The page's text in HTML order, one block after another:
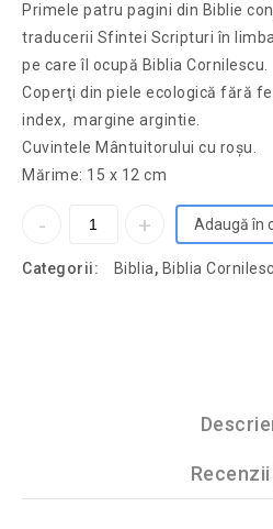
Primele patru pagini din Biblie
traducerii Sfintei Scripturi în
pe care îl ocupă Biblia Cornilescu.
Coperţi din piele ecologică fără
index, margine argintie.
Cuvintele Mântuitorului cu roşu.
Mărime: 15 x 12 cm
Adaugă în
Categorii: Biblia, Biblia